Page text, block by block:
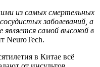
из самых смертельных
заболеваний, а
самой высокой в
NeuroTech.
в Китае всё